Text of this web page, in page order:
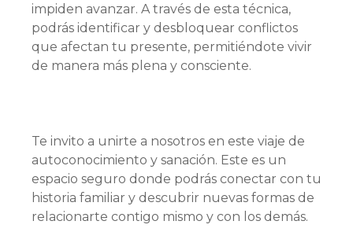
impiden avanzar. A través de esta técnica,
podrás identificar y desbloquear conflictos
que afectan tu presente, permitiéndote vivir
de manera más plena y consciente.
Te invito a unirte a nosotros en este viaje de
autoconocimiento y sanación. Este es un
espacio seguro donde podrás conectar con tu
historia familiar y descubrir nuevas formas de
relacionarte contigo mismo y con los demás.